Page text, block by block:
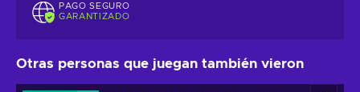
PAGO SEGURO
GARANTIZADO
Otras personas que juegan también vieron